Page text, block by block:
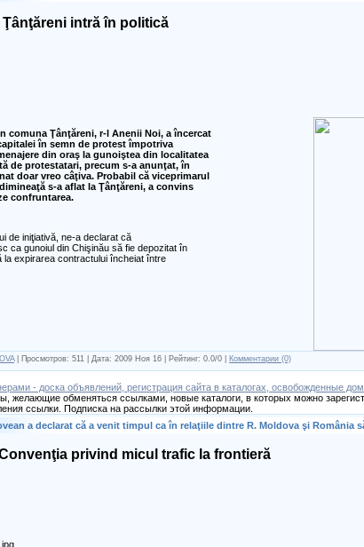
intră în politică
comuna Ţânţăreni, r-l Anenii Noi, a încercat
în semn de protest împotriva
din oraş la gunoiştea din localitatea
de protestatari, precum s-a anunţat, în
doar vreo câţiva. Probabil că viceprimarul
s-a aflat la Ţânţăreni, a convins
confruntarea.
de iniţiativă, ne-a declarat că
ca gunoiul din Chişinău să fie depozitat în
la expirarea contractului încheiat între
| Просмотров: 511 | Дата: 2009 Ноя 16 | Рейтинг: 0.0/0 | Комментарии (0)
- доска объявлений, регистрация сайта в каталогах, освобожденные
желающие обменяться ссылками, новые каталоги, в которых можно
ссылки. Подписка на рассылки этой информации.
a declarat că a venit timpul ca în relaţiile dintre R. Moldova şi România
privind micul trafic la frontieră